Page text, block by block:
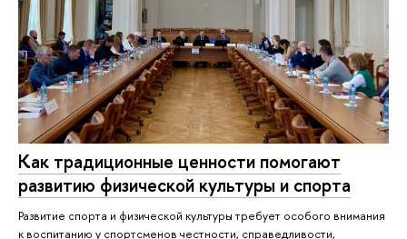
Как традиционные ценности помогают
развитию физической культуры и спорта
Развитие спорта и физической культуры требует особого внимания
к воспитанию у спортсменов честности, справедливости,